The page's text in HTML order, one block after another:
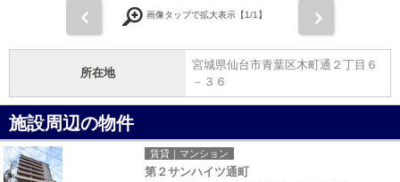
画像タップで拡大表示【1/1】
所在地
宮城県仙台市青葉区木町通２丁目６
－３６
施設周辺の物件
賃貸｜マンション
第２サンハイツ通町